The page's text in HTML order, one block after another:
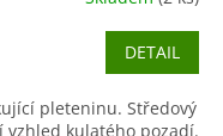
DETAIL
pleteninu. Středový
vzhled kulatého pozadí.